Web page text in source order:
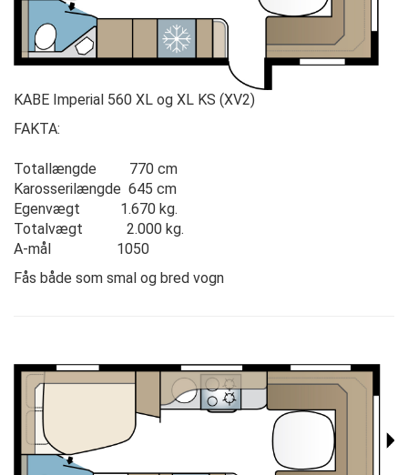
KABE Imperial 560 XL og XL KS (XV2)
FAKTA:
Totallængde 770 cm
Karosserilængde 645 cm
Egenvægt 1.670 kg.
Totalvægt 2.000 kg.
A-mål 1050
Fås både som smal og bred vogn